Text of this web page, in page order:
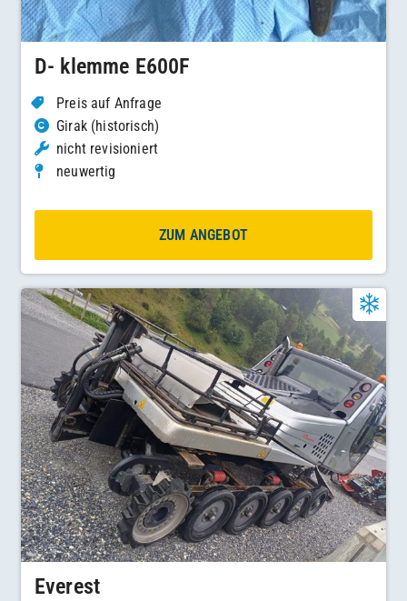
D- klemme E600F
Preis auf Anfrage
Girak (historisch)
nicht revisioniert
neuwertig
ZUM ANGEBOT
Everest